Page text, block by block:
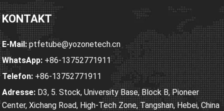
KONTAKT
E-Mail:ptfetube@yozonetech.cn
WhatsApp: +86-13752771911
Telefon: +86-13752771911
Adresse: D3, 5. Stock, University Base, Block B, Pioneer
Center, Xichang Road, High-Tech Zone, Tangshan, Hebei, China